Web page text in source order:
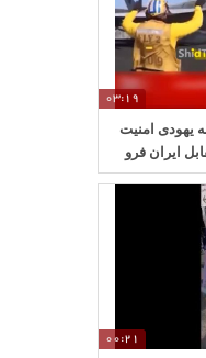
03:19
امنیت
ایران فرو
00:21